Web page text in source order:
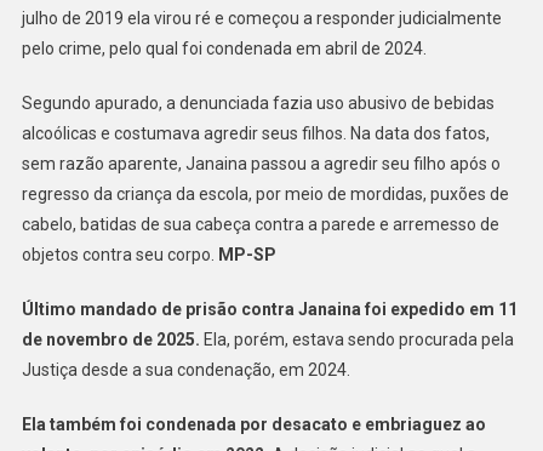
julho de 2019 ela virou ré e começou a responder judicialmente
pelo crime, pelo qual foi condenada em abril de 2024.
Segundo apurado, a denunciada fazia uso abusivo de bebidas
alcoólicas e costumava agredir seus filhos. Na data dos fatos,
sem razão aparente, Janaina passou a agredir seu filho após o
regresso da criança da escola, por meio de mordidas, puxões de
cabelo, batidas de sua cabeça contra a parede e arremesso de
objetos contra seu corpo. MP-SP
Último mandado de prisão contra Janaina foi expedido em 11
de novembro de 2025. Ela, porém, estava sendo procurada pela
Justiça desde a sua condenação, em 2024.
Ela também foi condenada por desacato e embriaguez ao